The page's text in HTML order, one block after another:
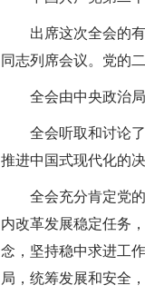
出席这次全会的
同志列席会议。党的
全会由中央政治
全会听取和讨论
推进中国式现代化的
全会充分肯定党
内改革发展稳定任务
念，坚持稳中求进工
局，统筹发展和安全